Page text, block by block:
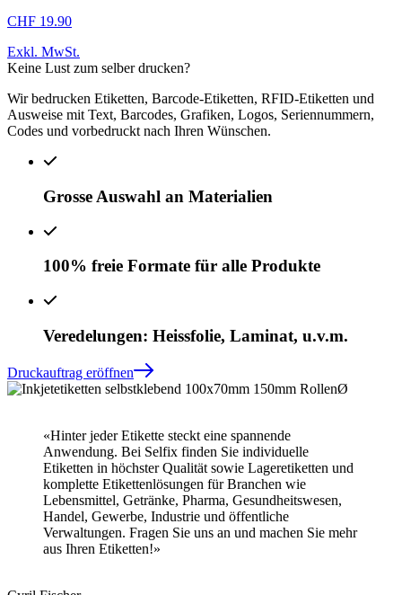
CHF 19.90
Exkl. MwSt.
Keine Lust zum selber drucken?
Wir bedrucken Etiketten, Barcode-Etiketten, RFID-Etiketten und
Ausweise mit Text, Barcodes, Grafiken, Logos, Seriennummern,
Codes und vorbedruckt nach Ihren Wünschen.
Grosse Auswahl an Materialien
100% freie Formate für alle Produkte
Veredelungen: Heissfolie, Laminat, u.v.m.
Druckauftrag eröffnen
«Hinter jeder Etikette steckt eine spannende
Anwendung. Bei Selfix finden Sie individuelle
Etiketten in höchster Qualität sowie Lageretiketten und
komplette Etikettenlösungen für Branchen wie
Lebensmittel, Getränke, Pharma, Gesundheitswesen,
Handel, Gewerbe, Industrie und öffentliche
Verwaltungen. Fragen Sie uns an und machen Sie mehr
aus Ihren Etiketten!»